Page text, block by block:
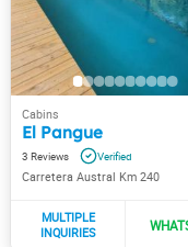
El Pangue
3
Carretera Austral Km 240